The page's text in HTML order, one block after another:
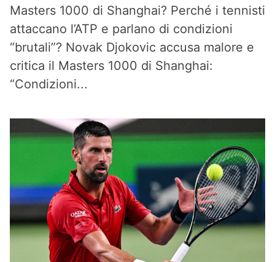
Masters 1000 di Shanghai? Perché i tennisti
attaccano l’ATP e parlano di condizioni
“brutali”? Novak Djokovic accusa malore e
critica il Masters 1000 di Shanghai:
“Condizioni...